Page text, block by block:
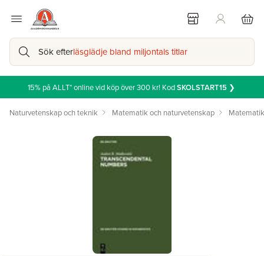
Sök efterläsglädje bland miljontals titlar
15% på ALLT* online vid köp över 300 kr! KodSKOLSTART15❯
Naturvetenskap och teknik Matematik och naturvetenskap Matematik